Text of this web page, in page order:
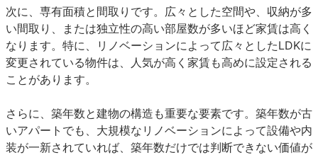
次に、専有面積と間取りです。広々とした空間や、収納が多
い間取り、または独立性の高い部屋数が多いほど家賃は高く
なります。特に、リノベーションによって広々としたLDKに
変更されている物件は、人気が高く家賃も高めに設定される
ことがあります。
さらに、築年数と建物の構造も重要な要素です。築年数が古
いアパートでも、大規模なリノベーションによって設備や内
装が一新されていれば、築年数だけでは判断できない価値が